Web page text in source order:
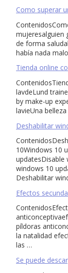
Como superar
mujeresalguien
de forma
había nada
Tienda online
lavdeLund
by make-up
lavieUna
Deshabilitar
10Windows 10
updatesDisable
windows 10
Deshabilitar
Efectos
píldoras
la natalidad
las …
Se puede